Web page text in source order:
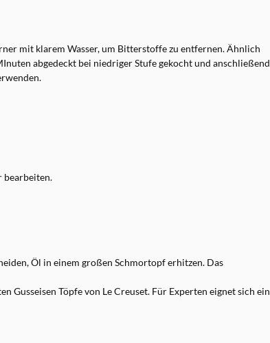
mit klarem Wasser, um Bitterstoffe zu entfernen. Ähnlich
abgedeckt bei niedriger Stufe gekocht und anschließend
bearbeiten.
Öl in einem großen Schmortopf erhitzen. Das
Gusseisen Töpfe von Le Creuset. Für Experten eignet sich ein